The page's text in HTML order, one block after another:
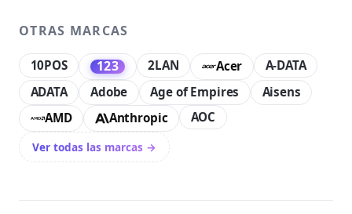
OTRAS MARCAS
10POS 123 2LAN Acer
A-DATA
ADATA
Adobe Age of Empires
Aisens
AMD
Anthropic AOC
Ver todas las marcas →